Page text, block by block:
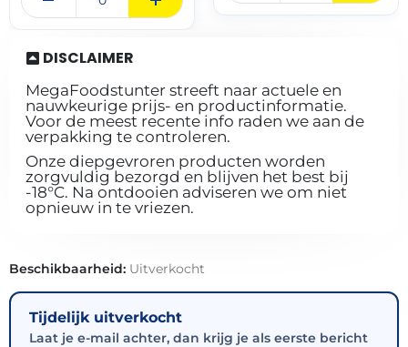
DISCLAIMER
MegaFoodstunter streeft naar actuele en
nauwkeurige prijs- en productinformatie.
Voor de meest recente info raden we aan de
verpakking te controleren.
Onze diepgevroren producten worden
zorgvuldig bezorgd en blijven het best bij
-18°C. Na ontdooien adviseren we om niet
opnieuw in te vriezen.
Beschikbaarheid: Uitverkocht
Tijdelijk uitverkocht
Laat je e-mail achter, dan krijg je als eerste bericht